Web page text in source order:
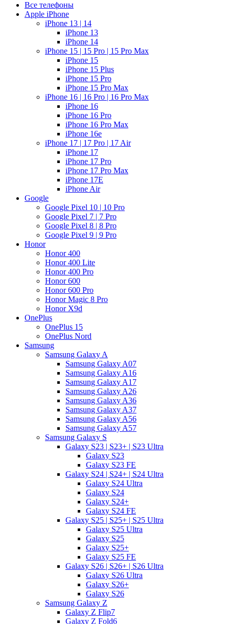
Все телефоны
Apple iPhone
iPhone 13 | 14
iPhone 13
iPhone 14
iPhone 15 | 15 Pro | 15 Pro Max
iPhone 15
iPhone 15 Plus
iPhone 15 Pro
iPhone 15 Pro Max
iPhone 16 | 16 Pro | 16 Pro Max
iPhone 16
iPhone 16 Pro
iPhone 16 Pro Max
iPhone 16e
iPhone 17 | 17 Pro | 17 Air
iPhone 17
iPhone 17 Pro
iPhone 17 Pro Max
iPhone 17E
iPhone Air
Google
Google Pixel 10 | 10 Pro
Google Pixel 7 | 7 Pro
Google Pixel 8 | 8 Pro
Google Pixel 9 | 9 Pro
Honor
Honor 400
Honor 400 Lite
Honor 400 Pro
Honor 600
Honor 600 Pro
Honor Magic 8 Pro
Honor X9d
OnePlus
OnePlus 15
OnePlus Nord
Samsung
Samsung Galaxy A
Samsung Galaxy A07
Samsung Galaxy A16
Samsung Galaxy A17
Samsung Galaxy A26
Samsung Galaxy A36
Samsung Galaxy A37
Samsung Galaxy A56
Samsung Galaxy A57
Samsung Galaxy S
Galaxy S23 | S23+ | S23 Ultra
Galaxy S23
Galaxy S23 FE
Galaxy S24 | S24+ | S24 Ultra
Galaxy S24 Ultra
Galaxy S24
Galaxy S24+
Galaxy S24 FE
Galaxy S25 | S25+ | S25 Ultra
Galaxy S25 Ultra
Galaxy S25
Galaxy S25+
Galaxy S25 FE
Galaxy S26 | S26+ | S26 Ultra
Galaxy S26 Ultra
Galaxy S26+
Galaxy S26
Samsung Galaxy Z
Galaxy Z Flip7
Galaxy Z Fold6